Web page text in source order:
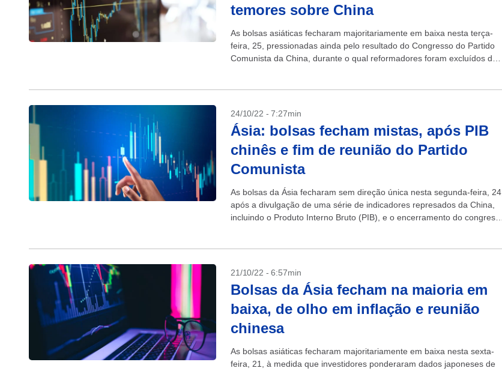
temores sobre China
As bolsas asiáticas fecharam majoritariamente em baixa nesta terça-
feira, 25, pressionadas ainda pelo resultado do Congresso do Partido
Comunista da China, durante o qual reformadores foram excluídos dos
24/10/22 - 7:27min
Ásia: bolsas fecham mistas, após PIB
chinês e fim de reunião do Partido
Comunista
As bolsas da Ásia fecharam sem direção única nesta segunda-feira, 24,
após a divulgação de uma série de indicadores represados da China,
incluindo o Produto Interno Bruto (PIB), e o encerramento do congresso
21/10/22 - 6:57min
Bolsas da Ásia fecham na maioria em
baixa, de olho em inflação e reunião
chinesa
As bolsas asiáticas fecharam majoritariamente em baixa nesta sexta-
feira, 21, à medida que investidores ponderaram dados japoneses de